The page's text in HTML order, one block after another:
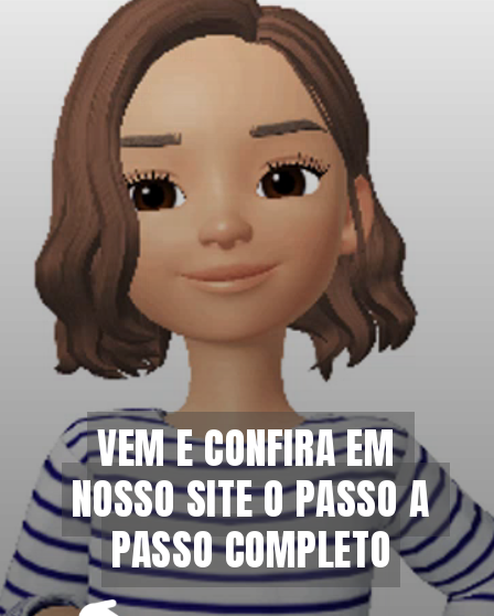
VEM E CONFIRA EM
NOSSO SITE O PASSO A
PASSO COMPLETO
VEM E CONFIRA EM
NOSSO SITE O PASSO A
PASSO COMPLETO